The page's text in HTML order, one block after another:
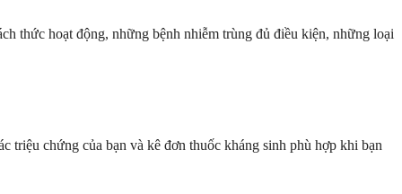
thức hoạt động, những bệnh nhiễm trùng đủ điều kiện, những loại
triệu chứng của bạn và kê đơn thuốc kháng sinh phù hợp khi bạn